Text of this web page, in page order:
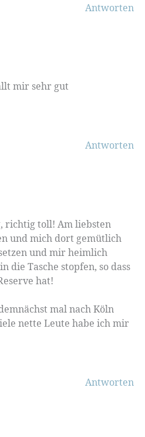
Antworten
mir sehr gut
Antworten
richtig toll! Am liebsten
und mich dort gemütlich
und mir heimlich
die Tasche stopfen, so dass
hat!
mal nach Köln
nette Leute habe ich mir
Antworten